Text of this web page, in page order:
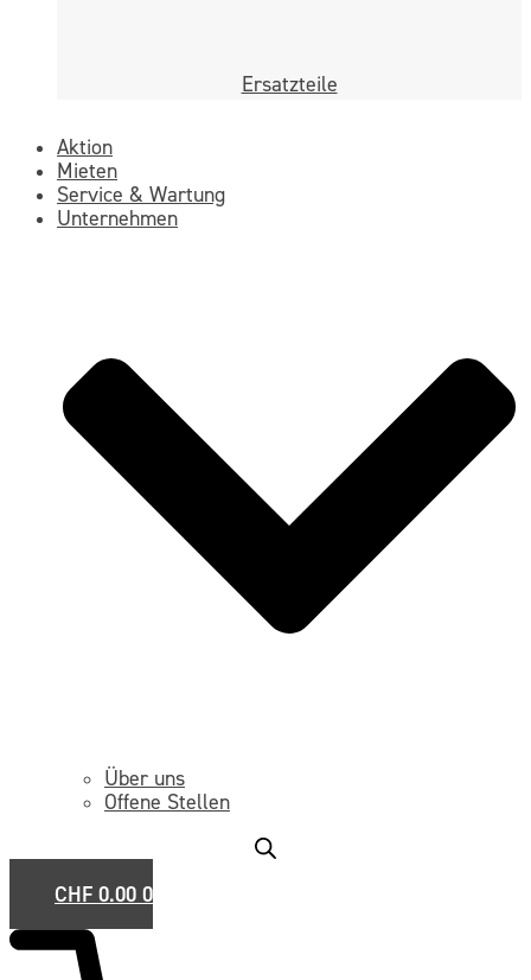
Ersatzteile
Aktion
Mieten
Service & Wartung
Unternehmen
Über uns
Offene Stellen
CHF 0.00 0